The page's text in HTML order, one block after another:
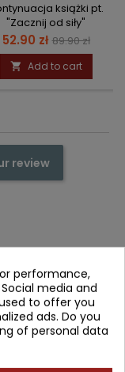
książki pt.
"Zacznij od siły"
Price
52.90 zł Regular
price
89.90 zł
 Add to cart
review
favorite_border
performance,
media and
to offer you
ads. Do you
of personal data